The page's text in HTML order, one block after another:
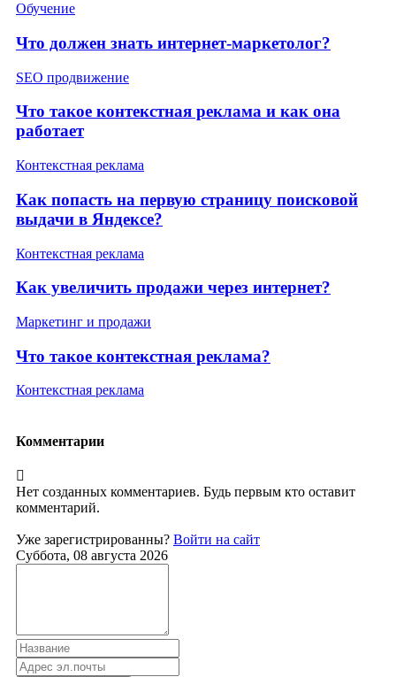
Обучение
Что должен знать интернет-маркетолог?
SEO продвижение
Что такое контекстная реклама и как она
работает
Контекстная реклама
Как попасть на первую страницу поисковой
выдачи в Яндексе?
Контекстная реклама
Как увеличить продажи через интернет?
Маркетинг и продажи
Что такое контекстная реклама?
Контекстная реклама
Комментарии
Нет созданных комментариев. Будь первым кто оставит
комментарий.
Уже зарегистрированны? Войти на сайт
Суббота, 08 августа 2026